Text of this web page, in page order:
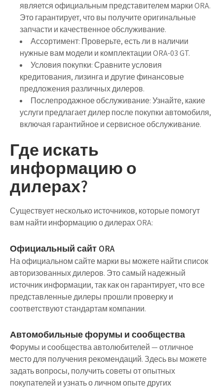
является официальным представителем марки ORA.
Это гарантирует, что вы получите оригинальные
запчасти и качественное обслуживание.
Ассортимент: Проверьте, есть ли в наличии
нужные вам модели и комплектации ORA-03 GT.
Условия покупки:Сравните условия
кредитования, лизинга и другие финансовые
предложения различных дилеров.
Послепродажное обслуживание:Узнайте, какие
услуги предлагает дилер после покупки автомобиля,
включая гарантийное и сервисное обслуживание.
Где искать
информацию о
дилерах?
Существует несколько источников, которые помогут
вам найти информацию о дилерах ORA:
Официальный сайт ORA
На официальном сайте марки вы можете найти список
авторизованных дилеров. Это самый надежный
источник информации, так как он гарантирует, что все
представленные дилеры прошли проверку и
соответствуют стандартам компании.
Автомобильные форумы и сообщества
Форумы и сообщества автолюбителей — отличное
место для получения рекомендаций. Здесь вы можете
задать вопросы, получить советы от опытных
покупателей и узнать о личном опыте других